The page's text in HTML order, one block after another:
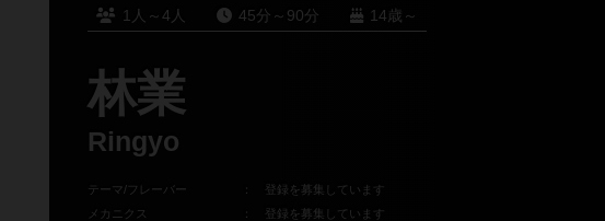
1人～4人 45分～90分 14歳～
林業
Ringyo
テーマ/フレーバー ：
登録を募集しています
メカニクス
：
登録を募集しています